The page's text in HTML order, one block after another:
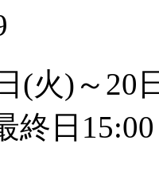
(火)～20
終日